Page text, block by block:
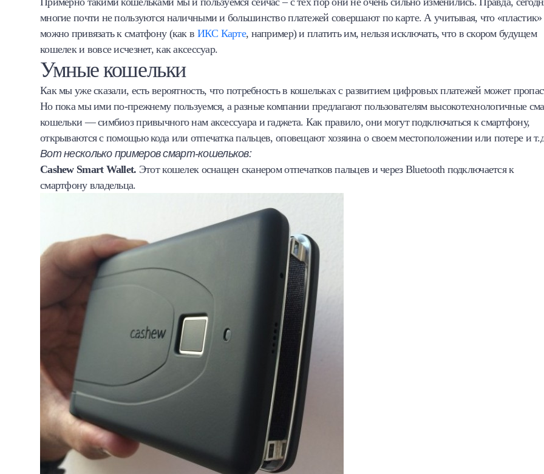
многие почти не пользуются наличными и большинство платежей совершают по карте. А учитывая, что «пластик»
можно привязать к сматфону (как в ИКС Карте, например) и платить им, нельзя исключать, что в скором будущем
кошелек и вовсе исчезнет, как аксессуар.
Умные кошельки
Как мы уже сказали, есть вероятность, что потребность в кошельках с развитием цифровых платежей может
Но пока мы ими по-прежнему пользуемся, а разные компании предлагают пользователям высокотехнологичные
кошельки — симбиоз привычного нам аксессуара и гаджета. Как правило, они могут подключаться к смартфону,
открываются с помощью кода или отпечатка пальцев, оповещают хозяина о своем местоположении или потере и
Вот несколько примеров смарт-кошельков:
Cashew Smart Wallet. Этот кошелек оснащен сканером отпечатков пальцев и через Bluetooth подключается к
смартфону владельца.